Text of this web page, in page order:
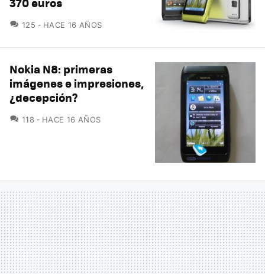
125 COMENTARIOS
HACE 16 AÑOS
Nokia N8: primeras
imágenes e impresiones,
¿decepción?
118 COMENTARIOS
HACE 16 AÑOS